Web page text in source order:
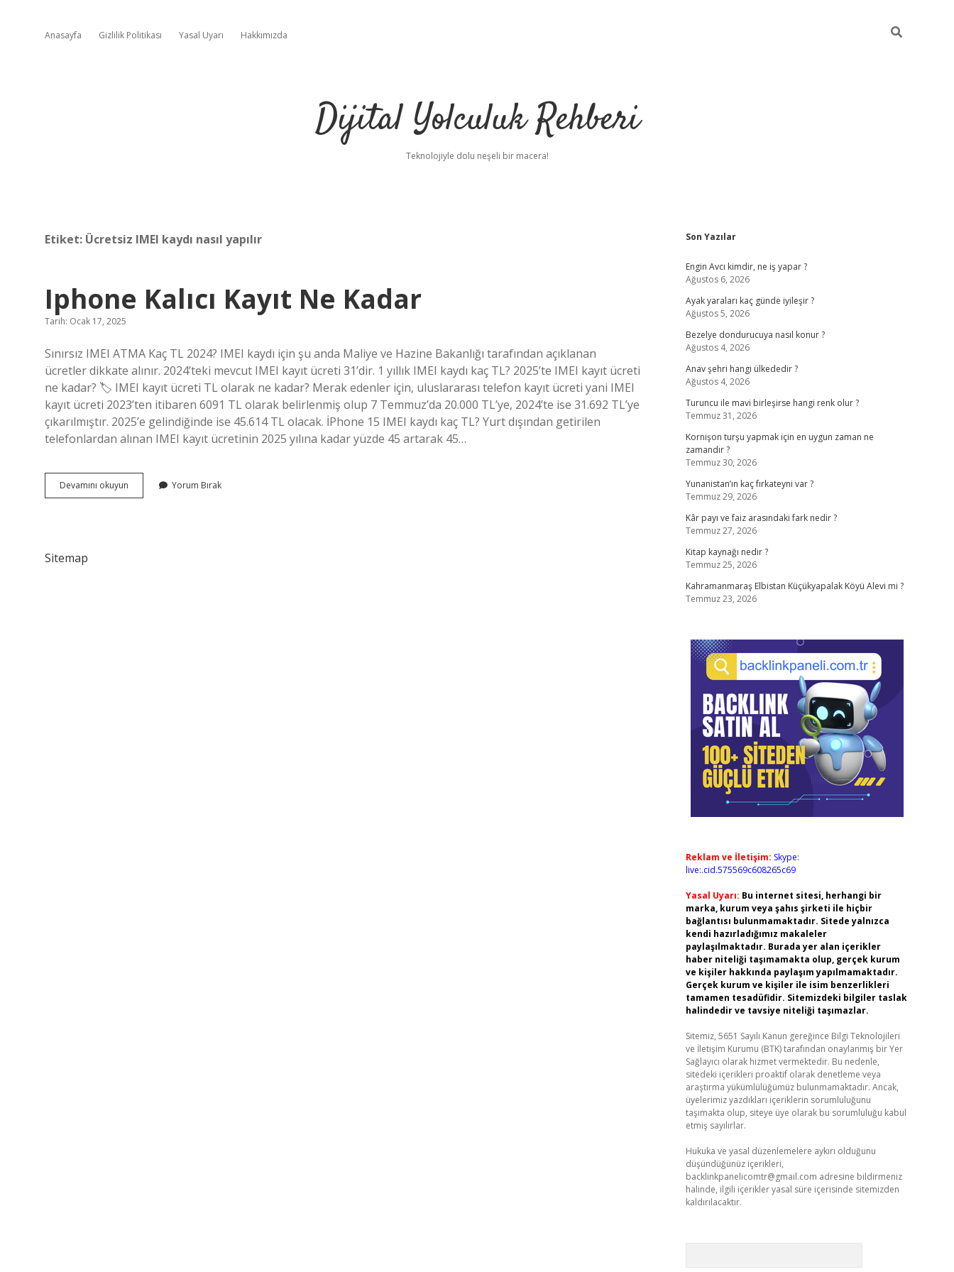
Anasayfa Gizlilik Politikası Yasal Uyarı Hakkımızda
Dijital Yolculuk Rehberi
Teknolojiyle dolu neşeli bir macera!
Etiket: Ücretsiz IMEI kaydı nasıl yapılır
Iphone Kalıcı Kayıt Ne Kadar
Tarih: Ocak 17, 2025
Sınırsız IMEI ATMA Kaç TL 2024? IMEI kaydı için şu anda Maliye ve Hazine Bakanlığı tarafından açıklanan
ücretler dikkate alınır. 2024’teki mevcut IMEI kayıt ücreti 31’dir. 1 yıllık IMEI kaydı kaç TL? 2025’te IMEI kayıt ücreti
ne kadar? 🏷 IMEI kayıt ücreti TL olarak ne kadar? Merak edenler için, uluslararası telefon kayıt ücreti yani IMEI
kayıt ücreti 2023’ten itibaren 6091 TL olarak belirlenmiş olup 7 Temmuz’da 20.000 TL’ye, 2024’te ise 31.692 TL’ye
çıkarılmıştır. 2025’e gelindiğinde ise 45.614 TL olacak. İPhone 15 IMEI kaydı kaç TL? Yurt dışından getirilen
telefonlardan alınan IMEI kayıt ücretinin 2025 yılına kadar yüzde 45 artarak 45…
Devamını okuyun
Kalıcı
Yorum Bırak
Sitemap
Sidebar
Son Yazılar
Engin Avcı kimdir, ne iş yapar ?
Ağustos 6, 2026
Ayak yaraları kaç günde iyileşir ?
Ağustos 5, 2026
Bezelye dondurucuya nasıl konur ?
Ağustos 4, 2026
Anav şehri hangi ülkededir ?
Ağustos 4, 2026
Turuncu ile mavi birleşirse hangi renk olur ?
Temmuz 31, 2026
Kornişon turşu yapmak için en uygun zaman ne
zamandır ?
Temmuz 30, 2026
Yunanistan’ın kaç fırkateyni var ?
Temmuz 29, 2026
Kâr payı ve faiz arasındaki fark nedir ?
Temmuz 27, 2026
Kitap kaynağı nedir ?
Temmuz 25, 2026
Kahramanmaraş Elbistan Küçükyapalak Köyü Alevi mi ?
Temmuz 23, 2026
Reklam ve İletişim: Skype:
live:.cid.575569c608265c69
Yasal Uyarı: Bu internet sitesi, herhangi bir
marka, kurum veya şahıs şirketi ile hiçbir
bağlantısı bulunmamaktadır. Sitede yalnızca
kendi hazırladığımız makaleler
paylaşılmaktadır. Burada yer alan içerikler
haber niteliği taşımamakta olup, gerçek kurum
ve kişiler hakkında paylaşım yapılmamaktadır.
Gerçek kurum ve kişiler ile isim benzerlikleri
tamamen tesadüfidir. Sitemizdeki bilgiler taslak
halindedir ve tavsiye niteliği taşımazlar.
Sitemiz, 5651 Sayılı Kanun gereğince Bilgi Teknolojileri
ve İletişim Kurumu (BTK) tarafından onaylanmış bir Yer
Sağlayıcı olarak hizmet vermektedir. Bu nedenle,
sitedeki içerikleri proaktif olarak denetleme veya
araştırma yükümlülüğümüz bulunmamaktadır. Ancak,
üyelerimiz yazdıkları içeriklerin sorumluluğunu
taşımakta olup, siteye üye olarak bu sorumluluğu kabul
etmiş sayılırlar.
Hukuka ve yasal düzenlemelere aykırı olduğunu
düşündüğünüz içerikleri,
backlinkpanelicomtr@gmail.com adresine bildirmeniz
halinde, ilgili içerikler yasal süre içerisinde sitemizden
kaldırılacaktır.